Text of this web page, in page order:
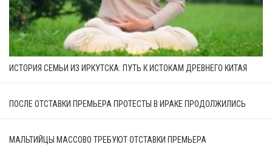
ИСТОРИЯ СЕМЬИ ИЗ ИРКУТСКА: ПУТЬ К ИСТОКАМ ДРЕВНЕГО КИТАЯ
ПОСЛЕ ОТСТАВКИ ПРЕМЬЕРА ПРОТЕСТЫ В ИРАКЕ ПРОДОЛЖИЛИСЬ
МАЛЬТИЙЦЫ МАССОВО ТРЕБУЮТ ОТСТАВКИ ПРЕМЬЕРА